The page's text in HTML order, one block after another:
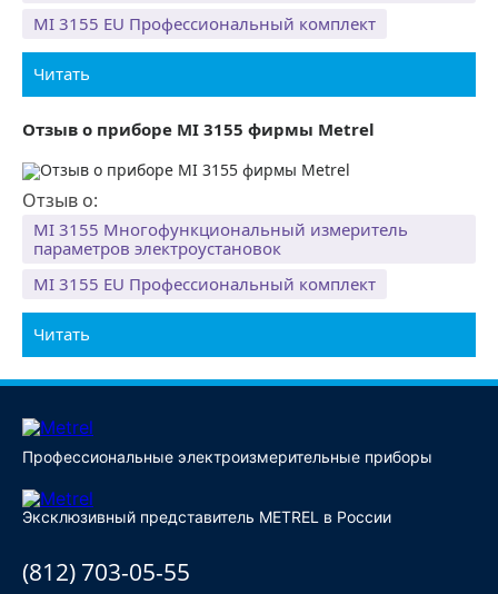
MI 3155 EU Профессиональный комплект
Читать
Отзыв о приборе MI 3155 фирмы Metrel
Отзыв о:
MI 3155 Многофункциональный измеритель
параметров электроустановок
MI 3155 EU Профессиональный комплект
Читать
Профессиональные электроизмерительные приборы
Эксклюзивный представитель METREL в России
(812) 703-05-55